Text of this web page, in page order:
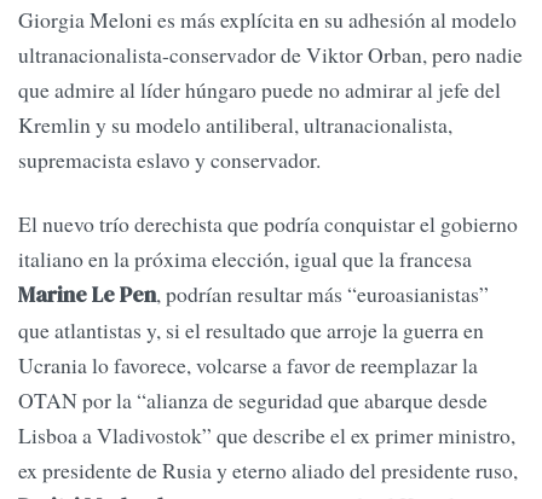
Giorgia Meloni es más explícita en su adhesión al modelo
ultranacionalista-conservador de Viktor Orban, pero nadie
que admire al líder húngaro puede no admirar al jefe del
Kremlin y su modelo antiliberal, ultranacionalista,
supremacista eslavo y conservador.
El nuevo trío derechista que podría conquistar el gobierno
italiano en la próxima elección, igual que la francesa
Marine Le Pen, podrían resultar más “euroasianistas”
que atlantistas y, si el resultado que arroje la guerra en
Ucrania lo favorece, volcarse a favor de reemplazar la
OTAN por la “alianza de seguridad que abarque desde
Lisboa a Vladivostok” que describe el ex primer ministro,
ex presidente de Rusia y eterno aliado del presidente ruso,